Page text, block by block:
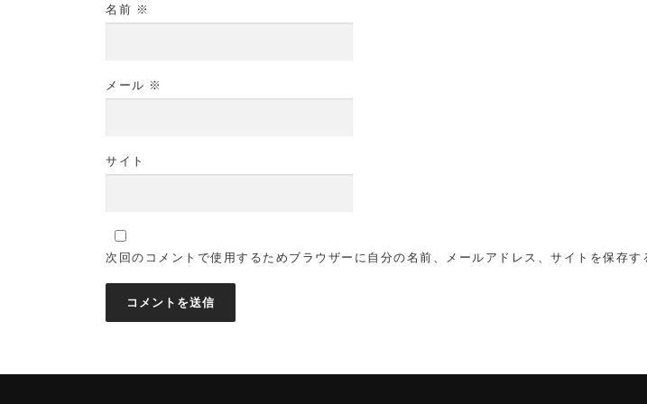
名前 ※
メール ※
サイト
次回のコメントで使用するためブラウザーに自分の名前、メールアドレス、サイトを保存す